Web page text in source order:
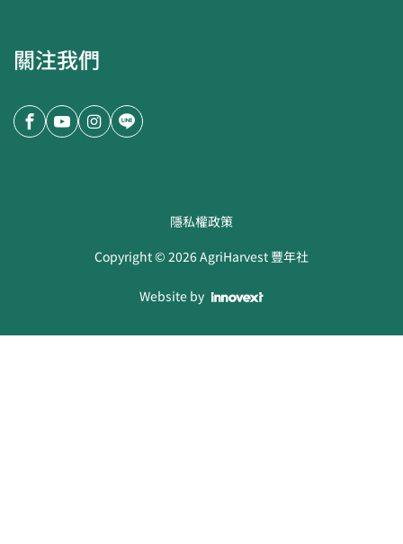
關注我們
隱私權政策
Copyright ©2026AgriHarvest 豐年社
Website by